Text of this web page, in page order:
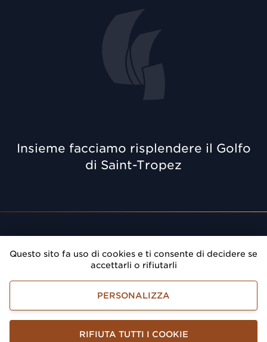
Questo sito fa uso di cookies e ti consente di decidere se
accettarli o rifiutarli
RIFIUTA TUTTI I COOKIE
PERSONALIZZA
Insieme facciamo risplendere il Golfo
di Saint-Tropez
di Saint-Tropez
Golfe de Saint-Tropez Développement
Termini legali
Gestione delle informazioni personali